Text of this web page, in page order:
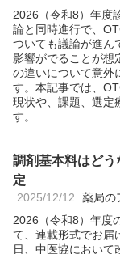
2026（令和8）年度
論と同時進行で、
ついても議論が進ん
影響がでることが想
の違いについて意外
す。本記事では、
現状や、課題、選定
す。
調剤基本料はど
定
2025/12/12 薬局の
2026（令和8）年度
て、連載形式でお届
日、中医協において